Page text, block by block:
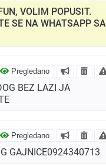
VOLIM POPUSIT.
SE NA WHATSAPP SA
Pregledano
BEZ LAZI JA
Pregledano
GAJNICE0924340713